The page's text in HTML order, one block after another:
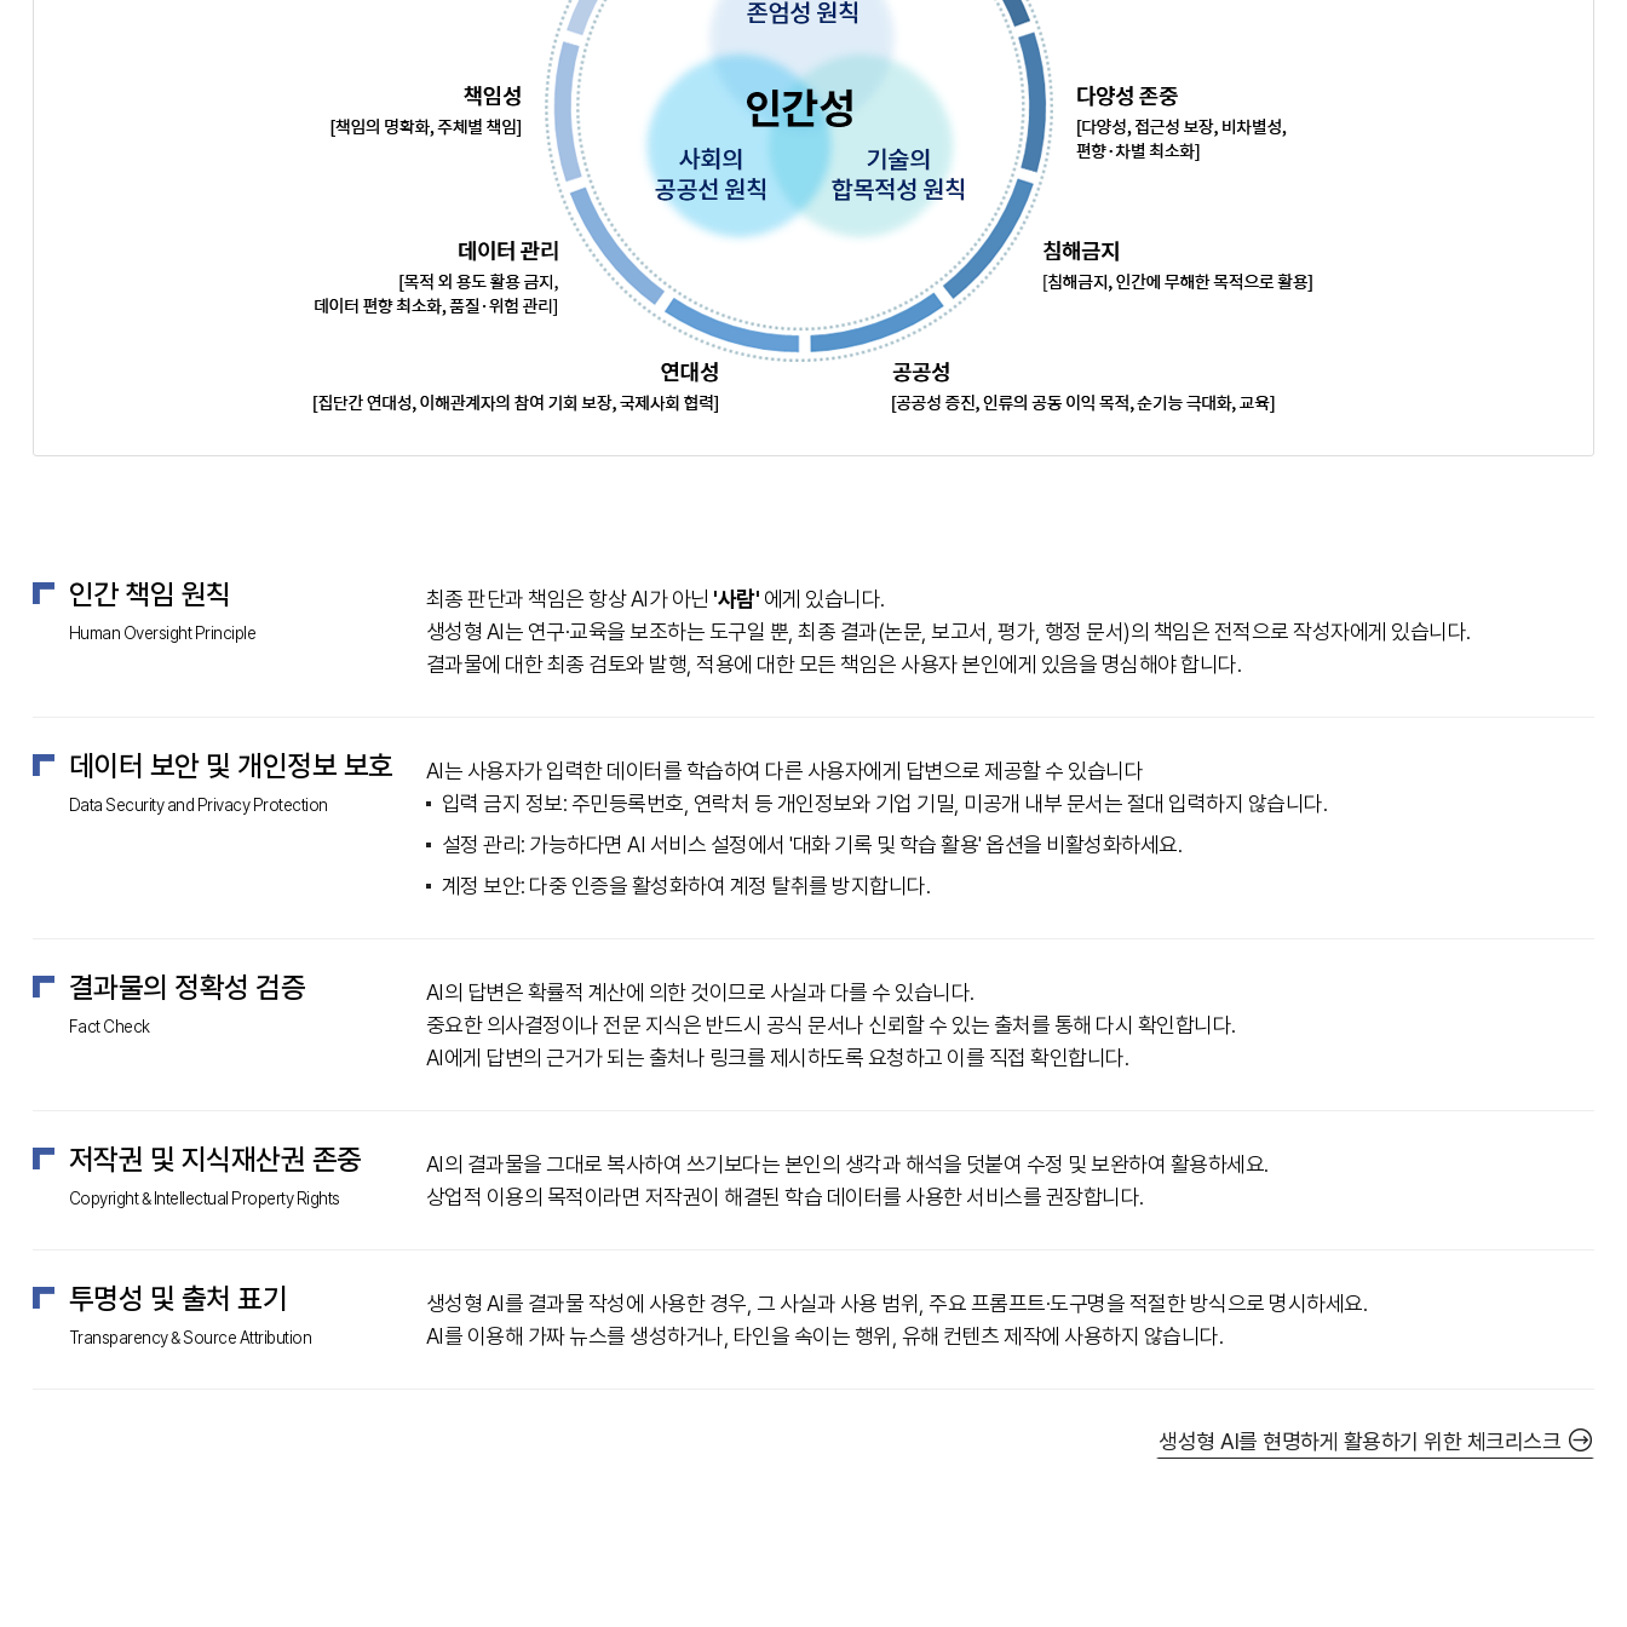
인간 책임 원칙
Human Oversight Principle
최종 판단과 책임은 항상 AI가 아닌 '사람' 에게 있습니다.
생성형 AI는 연구·교육을 보조하는 도구일 뿐, 최종 결과(논문, 보고서, 평가, 행정 문서)의 책임은 전적으로 작성자에게 있습니다.
결과물에 대한 최종 검토와 발행, 적용에 대한 모든 책임은 사용자 본인에게 있음을 명심해야 합니다.
데이터 보안 및 개인정보 보호
Data Security and Privacy Protection
AI는 사용자가 입력한 데이터를 학습하여 다른 사용자에게 답변으로 제공할 수 있습니다
입력 금지 정보: 주민등록번호, 연락처 등 개인정보와 기업 기밀, 미공개 내부 문서는 절대 입력하지 않습니다.
설정 관리: 가능하다면 AI 서비스 설정에서 '대화 기록 및 학습 활용' 옵션을 비활성화하세요.
계정 보안: 다중 인증을 활성화하여 계정 탈취를 방지합니다.
결과물의 정확성 검증
Fact Check
AI의 답변은 확률적 계산에 의한 것이므로 사실과 다를 수 있습니다.
중요한 의사결정이나 전문 지식은 반드시 공식 문서나 신뢰할 수 있는 출처를 통해 다시 확인합니다.
AI에게 답변의 근거가 되는 출처나 링크를 제시하도록 요청하고 이를 직접 확인합니다.
저작권 및 지식재산권 존중
Copyright & Intellectual Property Rights
AI의 결과물을 그대로 복사하여 쓰기보다는 본인의 생각과 해석을 덧붙여 수정 및 보완하여 활용하세요.
상업적 이용의 목적이라면 저작권이 해결된 학습 데이터를 사용한 서비스를 권장합니다.
투명성 및 출처 표기
Transparency & Source Attribution
생성형 AI를 결과물 작성에 사용한 경우, 그 사실과 사용 범위, 주요 프롬프트·도구명을 적절한 방식으로 명시하세요.
AI를 이용해 가짜 뉴스를 생성하거나, 타인을 속이는 행위, 유해 컨텐츠 제작에 사용하지 않습니다.
생성형 AI를 현명하게 활용하기 위한 체크리스크